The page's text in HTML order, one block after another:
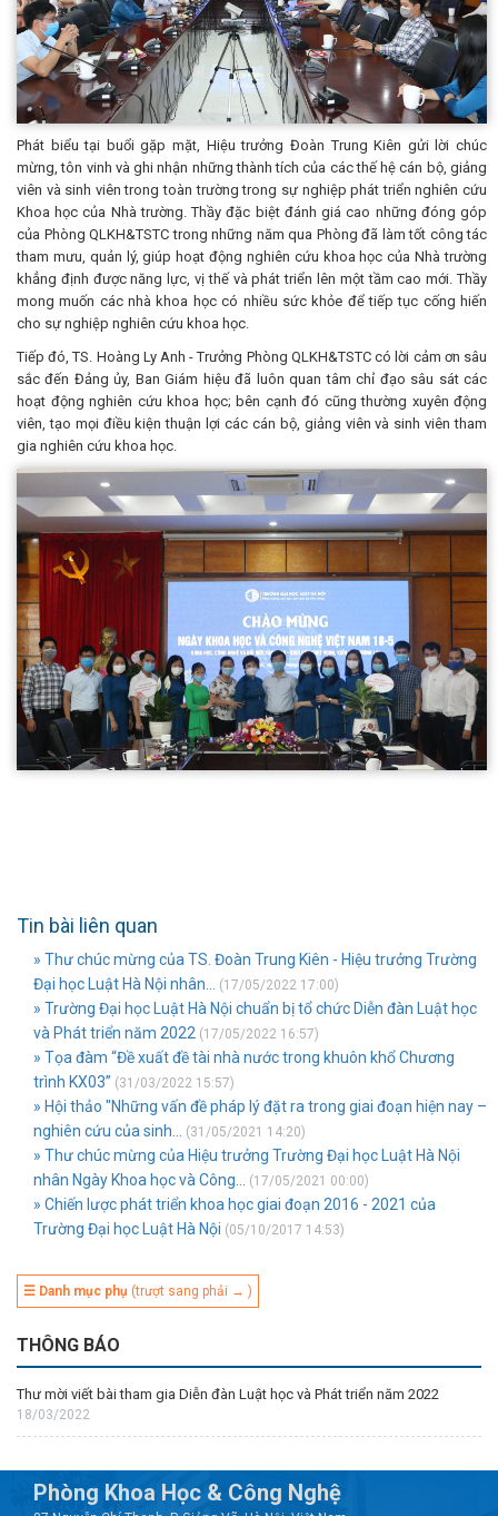
Phát biểu tại buổi gặp mặt, Hiệu trưởng Đoàn Trung Kiên gửi lời chúc
mừng, tôn vinh và ghi nhận những thành tích của các thế hệ cán bộ, giảng
viên và sinh viên trong toàn trường trong sự nghiệp phát triển nghiên cứu
Khoa học của Nhà trường. Thầy đặc biệt đánh giá cao những đóng góp
của Phòng QLKH&TSTC trong những năm qua Phòng đã làm tốt công tác
tham mưu, quản lý, giúp hoạt động nghiên cứu khoa học của Nhà trường
khẳng định được năng lực, vị thế và phát triển lên một tầm cao mới. Thầy
mong muốn các nhà khoa học có nhiều sức khỏe để tiếp tục cống hiến
cho sự nghiệp nghiên cứu khoa học.
Tiếp đó, TS. Hoàng Ly Anh - Trưởng Phòng QLKH&TSTC có lời cảm ơn sâu
sắc đến Đảng ủy, Ban Giám hiệu đã luôn quan tâm chỉ đạo sâu sát các
hoạt động nghiên cứu khoa học; bên cạnh đó cũng thường xuyên động
viên, tạo mọi điều kiện thuận lợi các cán bộ, giảng viên và sinh viên tham
gia nghiên cứu khoa học.
Tin bài liên quan
» Thư chúc mừng của TS. Đoàn Trung Kiên - Hiệu trưởng Trường
Đại học Luật Hà Nội nhân...
(17/05/2022 17:00)
» Trường Đại học Luật Hà Nội chuẩn bị tổ chức Diễn đàn Luật học
và Phát triển năm 2022 (17/05/2022 16:57)
» Tọa đàm “Đề xuất đề tài nhà nước trong khuôn khổ Chương
trình KX03” (31/03/2022 15:57)
» Hội thảo "Những vấn đề pháp lý đặt ra trong giai đoạn hiện nay –
nghiên cứu của sinh...
(31/05/2021 14:20)
» Thư chúc mừng của Hiệu trưởng Trường Đại học Luật Hà Nội
nhân Ngày Khoa học và Công...
(17/05/2021 00:00)
» Chiến lược phát triển khoa học giai đoạn 2016 - 2021 của
Trường Đại học Luật Hà Nội (05/10/2017 14:53)
☰ Danh mục phụ (trượt sang phải → )
THÔNG BÁO
Thư mời viết bài tham gia Diễn đàn Luật học và Phát triển năm 2022
18/03/2022
Phòng Khoa Học & Công Nghệ